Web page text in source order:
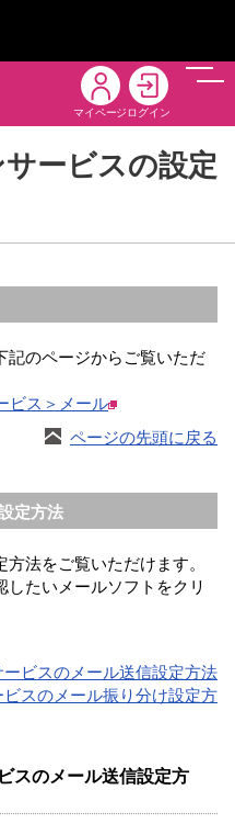
マイページ ログイン
メニ
ービスの設定
記のページからご覧いただ
ビス＞メール
ページの先頭に戻る
定方法
法をご覧いただけます。
たいメールソフトをクリ
ビスのメール送信設定方法
スのメール振り分け設定方
スのメール送信設定方